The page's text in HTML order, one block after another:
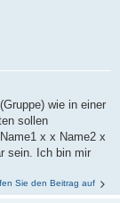
wie in einer
sollen
x x Name2 x
sein. Ich bin mir
Sie den Beitrag auf